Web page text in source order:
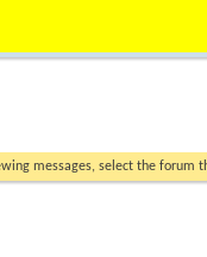
messages, select the